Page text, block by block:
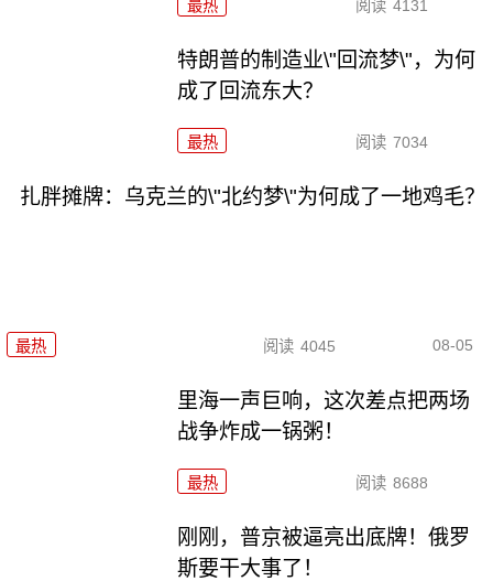
最热 阅读 4131
特朗普的制造业\"回流梦\"，为何
成了回流东大？
最热 阅读 7034
扎胖摊牌：乌克兰的\"北约梦\"为何成了一地鸡毛？
最热 阅读 4045 08-05
里海一声巨响，这次差点把两场
战争炸成一锅粥！
最热 阅读 8688
刚刚，普京被逼亮出底牌！俄罗
斯要干大事了！